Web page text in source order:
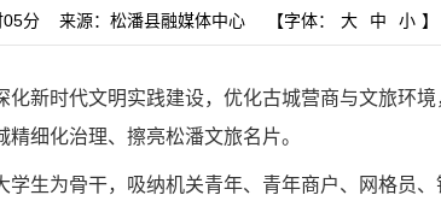
05分 来源：松潘县融媒体中心 【字体： 大 中 小 】
化新时代文明实践建设，优化古城营商与文旅环
细化治理、擦亮松潘文旅名片。
学生为骨干，吸纳机关青年、青年商户、网格员